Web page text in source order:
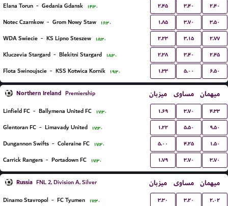
Elana Torun - Gedania Gdansk ۱۴:۳۰ ۲.۴۵ ۳.۴۰ ۲.۴۰
Notec Czarnkow - Grom Nowy Staw ۱۶:۳۰ ۱.۸۵ ۳.۷۰ ۳.۵۰
WDA Swiecie - KS Lipno Steszew ۱۸:۳۰ ۲.۲۳ ۳.۱۵ ۲.۷۷
Kluczevia Stargard - Blekitni Stargard ۱۸:۳۰ ۲.۳۸ ۳.۴۰ ۲.۴۵
Flota Swinoujscie - KSS Kotwica Kornik ۱۹:۳۰ ۱.۳۳ ۵.۰۰ ۶.۵۰
Northern Ireland Premiership میزبان مساوی میهمان
Linfield FC - Ballymena United FC ۱۷:۳۰ ۱.۶۹ ۳.۷۰ ۴.۳۳
Glentoran FC - Limavady United ۱۷:۳۰ ۱.۲۲ ۵.۵۰ ۹.۵۰
Dungannon Swifts - Coleraine FC ۱۷:۳۰ ۵.۰۰ ۴.۲۵ ۱.۵۰
Carrick Rangers - Portadown FC ۱۷:۳۰ ۱.۷۹ ۳.۷۰ ۳.۷۰
Russia FNL 2, Division A, Silver میزبان مساوی میهمان
Dinamo Stavropol - FC Tyumen ۱۷:۳۰ ۳.۳۰ ۳.۲۰ ۲.۰۲